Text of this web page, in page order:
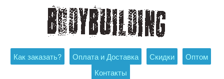
Как заказать? Оплата и Доставка Скидки
Оптом
Контакты